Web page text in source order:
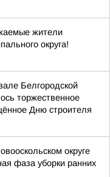
жители
округа!
Белгородской
торжественное
Дню строителя
округе
фаза уборки ранних